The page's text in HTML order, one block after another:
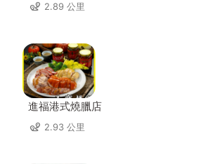
2.89 公里
進福港式燒臘店
2.93 公里